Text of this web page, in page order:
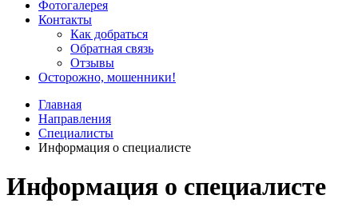
Фотогалерея
Контакты
Как добраться
Обратная связь
Отзывы
Осторожно, мошенники!
Главная
Направления
Специалисты
Информация о специалисте
Информация о специалисте